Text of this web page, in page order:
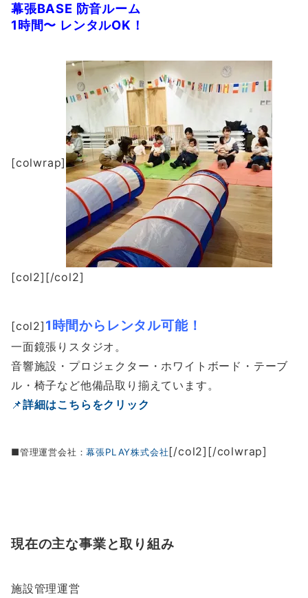
幕張BASE 防音ルーム
1時間〜 レンタルOK ！
[colwrap]
[col2][/col2]
[col2] 1時間からレンタル可能！
一面鏡張りスタジオ。
音響施設・プロジェクター・ホワイトボード・テーブ
ル・椅子など他備品取り揃えています。
📌詳細はこちらをクリック
■管理運営会社：幕張PLAY株式会社[/col2][/colwrap]
現在の主な事業と取り組み
施設管理運営